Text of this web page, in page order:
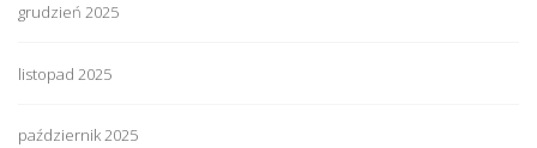
grudzień 2025
listopad 2025
październik 2025